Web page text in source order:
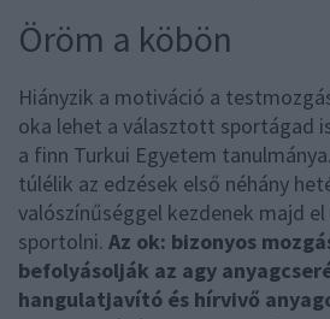
Öröm a köbön
Hiányzik a motiváció a
oka lehet a választott sportágad
a finn Turkui Egyetem
túlélik az edzések első néhány
valószínűséggel kezdenek majd el
sportolni. Az ok: bizonyos
befolyásolják az agy
hangulatjavító és hírvivő